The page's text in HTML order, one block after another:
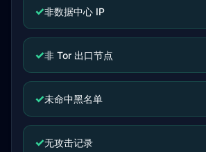
✓非数据中心 IP
✓非 Tor 出口节点
✓未命中黑名单
✓无攻击记录